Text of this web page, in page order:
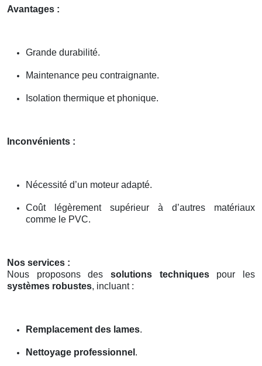
Avantages :
Grande durabilité.
Maintenance peu contraignante.
Isolation thermique et phonique.
Inconvénients :
Nécessité d’un moteur adapté.
Coût légèrement supérieur à d’autres matériaux
comme le PVC.
Nos services :
Nous proposons des solutions techniquespour les
systèmes robustes, incluant :
Remplacement des lames.
Nettoyage professionnel .